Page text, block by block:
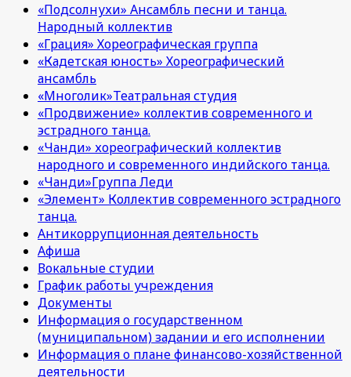
«Подсолнухи» Ансамбль песни и танца.
Народный коллектив
«Грация» Хореографическая группа
«Кадетская юность» Хореографический
ансамбль
«Многолик»Театральная студия
«Продвижение» коллектив современного и
эстрадного танца.
«Чанди» хореографический коллектив
народного и современного индийского танца.
«Чанди»Группа Леди
«Элемент» Коллектив современного эстрадного
танца.
Антикоррупционная деятельность
Афиша
Вокальные студии
График работы учреждения
Документы
Информация о государственном
(муниципальном) задании и его исполнении
Информация о плане финансово-хозяйственной
деятельности